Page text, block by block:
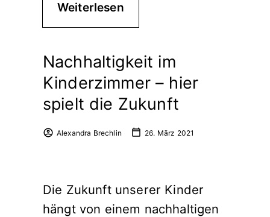
Weiterlesen
Nachhaltigkeit im
Kinderzimmer – hier
spielt die Zukunft
Alexandra Brechlin 26. März 2021
Die Zukunft unserer Kinder
hängt von einem nachhaltigen